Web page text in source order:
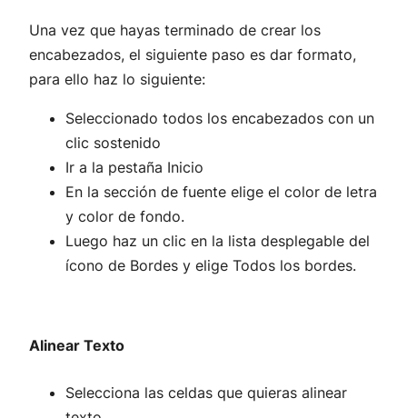
Una vez que hayas terminado de crear los
encabezados, el siguiente paso es dar formato,
para ello haz lo siguiente:
Seleccionado todos los encabezados con un
clic sostenido
Ir a la pestaña Inicio
En la sección de fuente elige el color de letra
y color de fondo.
Luego haz un clic en la lista desplegable del
ícono de Bordes y elige Todos los bordes.
Alinear Texto
Selecciona las celdas que quieras alinear